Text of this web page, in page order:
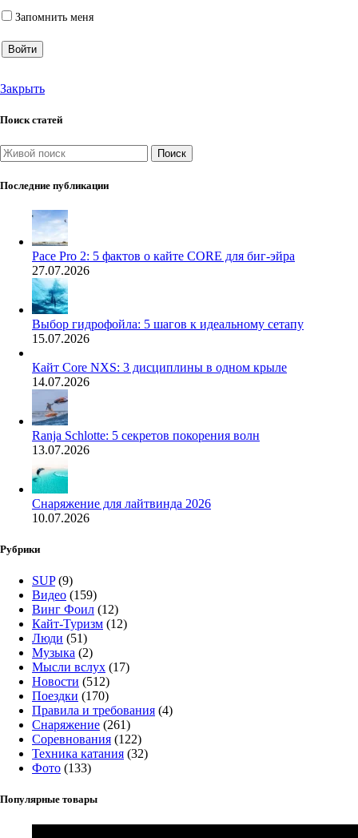
Запомнить меня
Войти
Закрыть
Поиск статей
Поиск
Последние публикации
Pace Pro 2: 5 фактов о кайте CORE для биг-эйра
27.07.2026
Выбор гидрофойла: 5 шагов к идеальному сетапу
15.07.2026
Кайт Core NXS: 3 дисциплины в одном крыле
14.07.2026
Ranja Schlotte: 5 секретов покорения волн
13.07.2026
Снаряжение для лайтвинда 2026
10.07.2026
Рубрики
SUP(9)
Видео (159)
Винг Фоил (12)
Кайт-Туризм (12)
Люди (51)
Музыка (2)
Мысли вслух (17)
Новости (512)
Поездки (170)
Правила и требования (4)
Снаряжение (261)
Соревнования (122)
Техника катания (32)
Фото (133)
Популярные товары